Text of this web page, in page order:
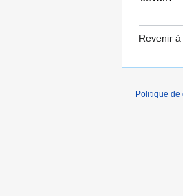
Revenir
Politique de